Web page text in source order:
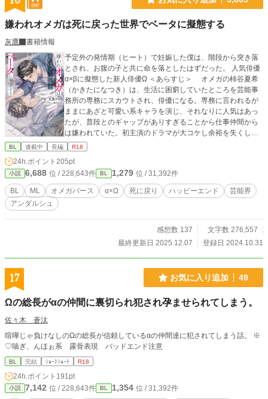
嫌われオメガは死に戻った世界でベータに擬態する
灰鷹
書籍情報
予定外の発情期（ヒート）で妊娠した僕は、階段から突き落
とされ、お腹の子と共に命を落としたはずだった。 人気俳優
α×βに擬態した新人俳優Ω ＜あらすじ＞ オメガの柿谷夏希
（かきたになつき）は、生活に困窮していたところを芸能事
務所の専務にスカウトされ、俳優になる。専務に言われるが
ままにあざと可愛い系キャラを演じ、それなりに人気はあっ
たが、普段とのギャップがありすぎることから仕事仲間から
は嫌われていた。初主演のドラマが大コケし余裕を失くして
いたところに、予定外の発情期（ヒート）がきて、共演者で
娠してしまう。三間には以前から人気女優と付き合っている
という噂があった。夏希との関係が週刊誌に掲載されたこと
で、三間は世間から大バッシングを浴びる。 妊娠のことを
相談しようと三間を呼び出した日。夏希は待ち合わせ場所で
き戻っていた。最初の人生で後悔ばかりだった夏希は、ベー
タに擬態し、二度目の人生をやり直すことを決意する。
BL 連載中 長編 R18
24h.ポイント 205pt
小説 6,688 位 / 228,643件 BL 1,279 位 / 31,392件
BL ML オメガバース α×Ω 死に戻り ハッピーエンド
芸能界
アンダルシュ
感想数 137
文字数 276,557
最終更新日 2025.12.07
登録日 2024.10.31
17 お気に入り追加 49
Ωの総長がαの仲間に裏切られ犯され孕ませられてしまう。
佐々木 蒼汰
喧嘩じゃ負けなしのΩの総長が信頼しているαの仲間達に犯されてしまう話。 ※
♡喘ぎ、んほぉ系 露骨表現 バッドエンド注意
BL 完結 ｼｮｰﾄｼｮｰﾄ R18
24h.ポイント 191pt
小説 7,142 位 / 228,643件 BL 1,354 位 / 31,392件